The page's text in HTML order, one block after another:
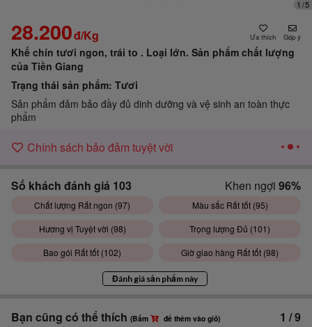
1 /5
28.200đ/Kg Góp ý
Khế chín tươi ngon, trái to . Loại lớn. Sản phẩm chất lượng
của Tiền Giang
Trạng thái sản phẩm: Tươi
Sản phẩm đảm bảo đầy đủ dinh dưỡng và vệ sinh an toàn thực
phẩm
Chính sách bảo đảm tuyệt vời
Số khách đánh giá 103 Khen ngợi 96%
Chất lượng Rất ngon (97) Màu sắc Rất tốt (95)
Hương vị Tuyệt vời (98) Trọng lượng Đủ (101)
Bao gói Rất tốt (102) Giờ giao hàng Rất tốt (98)
Đánh giá sản phẩm này
Bạn cũng có thể thích (Bấm để thêm vào giỏ) 1 /9